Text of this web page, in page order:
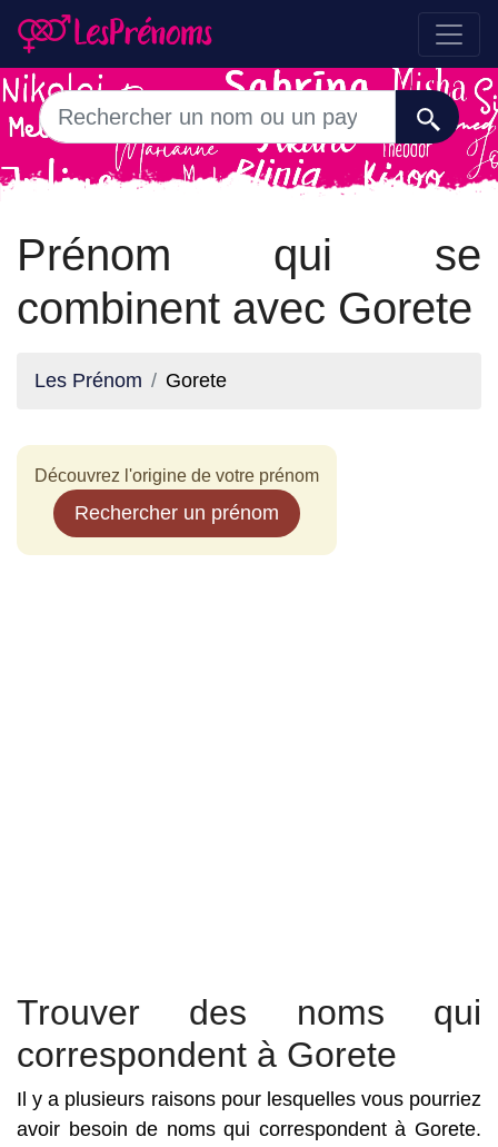
Prénom qui se
combinent avec Gorete
Les Prénom Gorete
Découvrez l'origine de votre prénom
Rechercher un prénom
Trouver des noms qui
correspondent à Gorete
Il y a plusieurs raisons pour lesquelles vous pourriez
avoir besoin de noms qui correspondent à Gorete.